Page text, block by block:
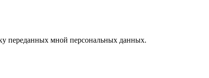
переданных мной персональных данных.